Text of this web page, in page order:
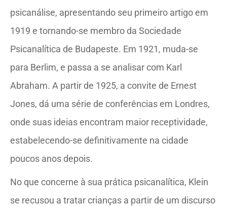
psicanálise, apresentando seu primeiro artigo em
1919 e tornando-se membro da Sociedade
Psicanalítica de Budapeste. Em 1921, muda-se
para Berlim, e passa a se analisar com Karl
Abraham. A partir de 1925, a convite de Ernest
Jones, dá uma série de conferências em Londres,
onde suas ideias encontram maior receptividade,
estabelecendo-se definitivamente na cidade
poucos anos depois.
No que concerne à sua prática psicanalítica, Klein
se recusou a tratar crianças a partir de um discurso